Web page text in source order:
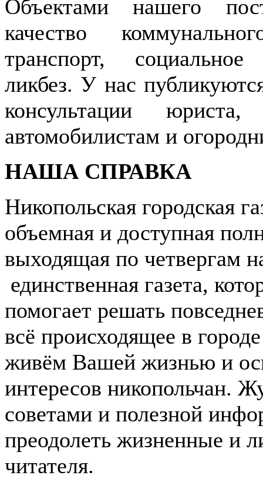
Объектами нашего
качество
транспорт,
ликбез. У нас
консультации
автомобилистам и
НАША СПРАВКА
Никопольская городская
объемная и доступная
выходящая по четвергам
единственная газета,
помогает решать
всё происходящее в
живём Вашей жизнью и
интересов никопольчан.
советами и полезной
преодолеть жизненные и
читателя.